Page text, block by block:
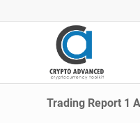
Trading Report 1